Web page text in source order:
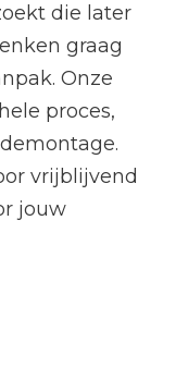
die later
graag
Onze
proces,
vrijblijvend
jouw